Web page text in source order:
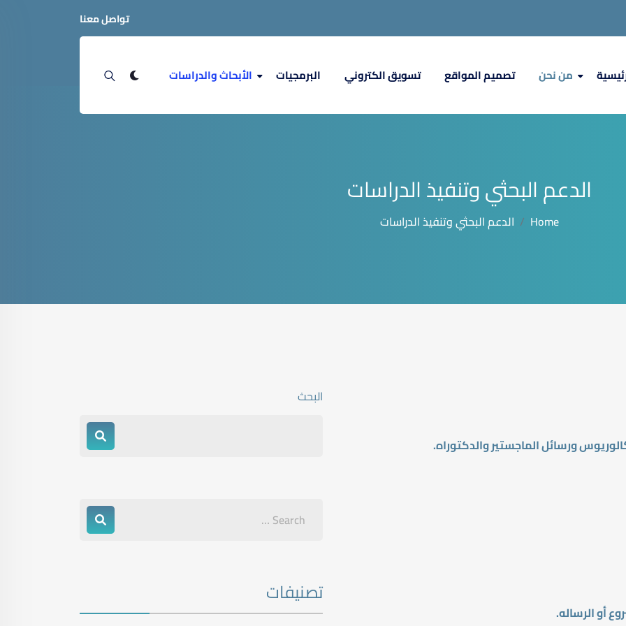
تواصل معنا
من نحن تصميم المواقع تسويق الكتروني البرمجيات الأبحاث والدراسات
الدعم البحثي وتنفيذ الدراسات
Home الدعم البحثي وتنفيذ الدراسات
البحث
تصنيفات